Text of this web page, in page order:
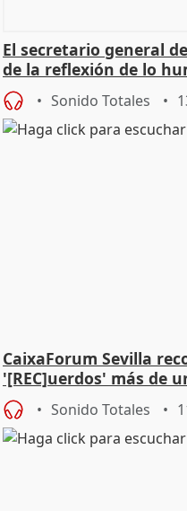
El secretario general
de la reflexión de lo
Sonido Totales
CaixaForum Sevilla
'[REC]uerdos' más de
Sonido Totales